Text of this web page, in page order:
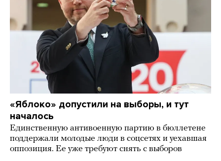
«Яблоко» допустили на выборы, и тут
началось
Единственную антивоенную партию в бюллетене
поддержали молодые люди в соцсетях и уехавшая
оппозиция. Ее уже требуют снять с выборов